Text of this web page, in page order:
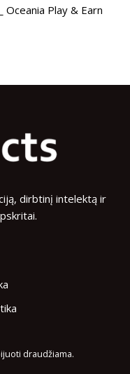
Play & Earn
dirbtinį intelektą ir
draudžiama.